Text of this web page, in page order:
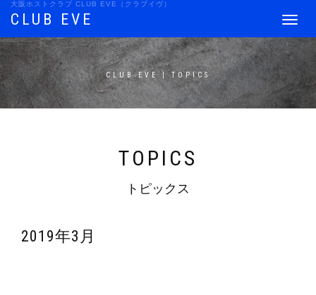
大阪ホストクラブ CLUB EVE（クラブイヴ）
Toggle
CLUB EVE
CLUB EVE | TOPICS
TOPICS
トピックス
2019年3月